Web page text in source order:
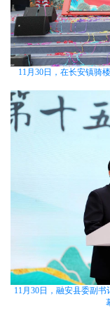
11月30日，在长安镇骑
11月30日，融安县委副